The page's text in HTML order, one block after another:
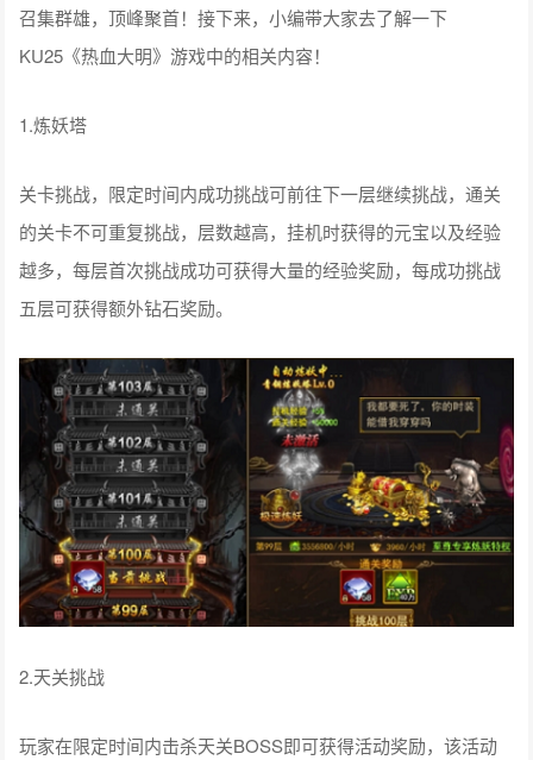
召集群雄，顶峰聚首！接下来，小编带大家去了解一下
KU25《热血大明》游戏中的相关内容！
1.炼妖塔
关卡挑战，限定时间内成功挑战可前往下一层继续挑战，通关
的关卡不可重复挑战，层数越高，挂机时获得的元宝以及经验
越多，每层首次挑战成功可获得大量的经验奖励，每成功挑战
五层可获得额外钻石奖励。
2.天关挑战
玩家在限定时间内击杀天关BOSS即可获得活动奖励，该活动